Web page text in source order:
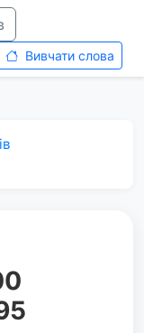
Вивчати слова